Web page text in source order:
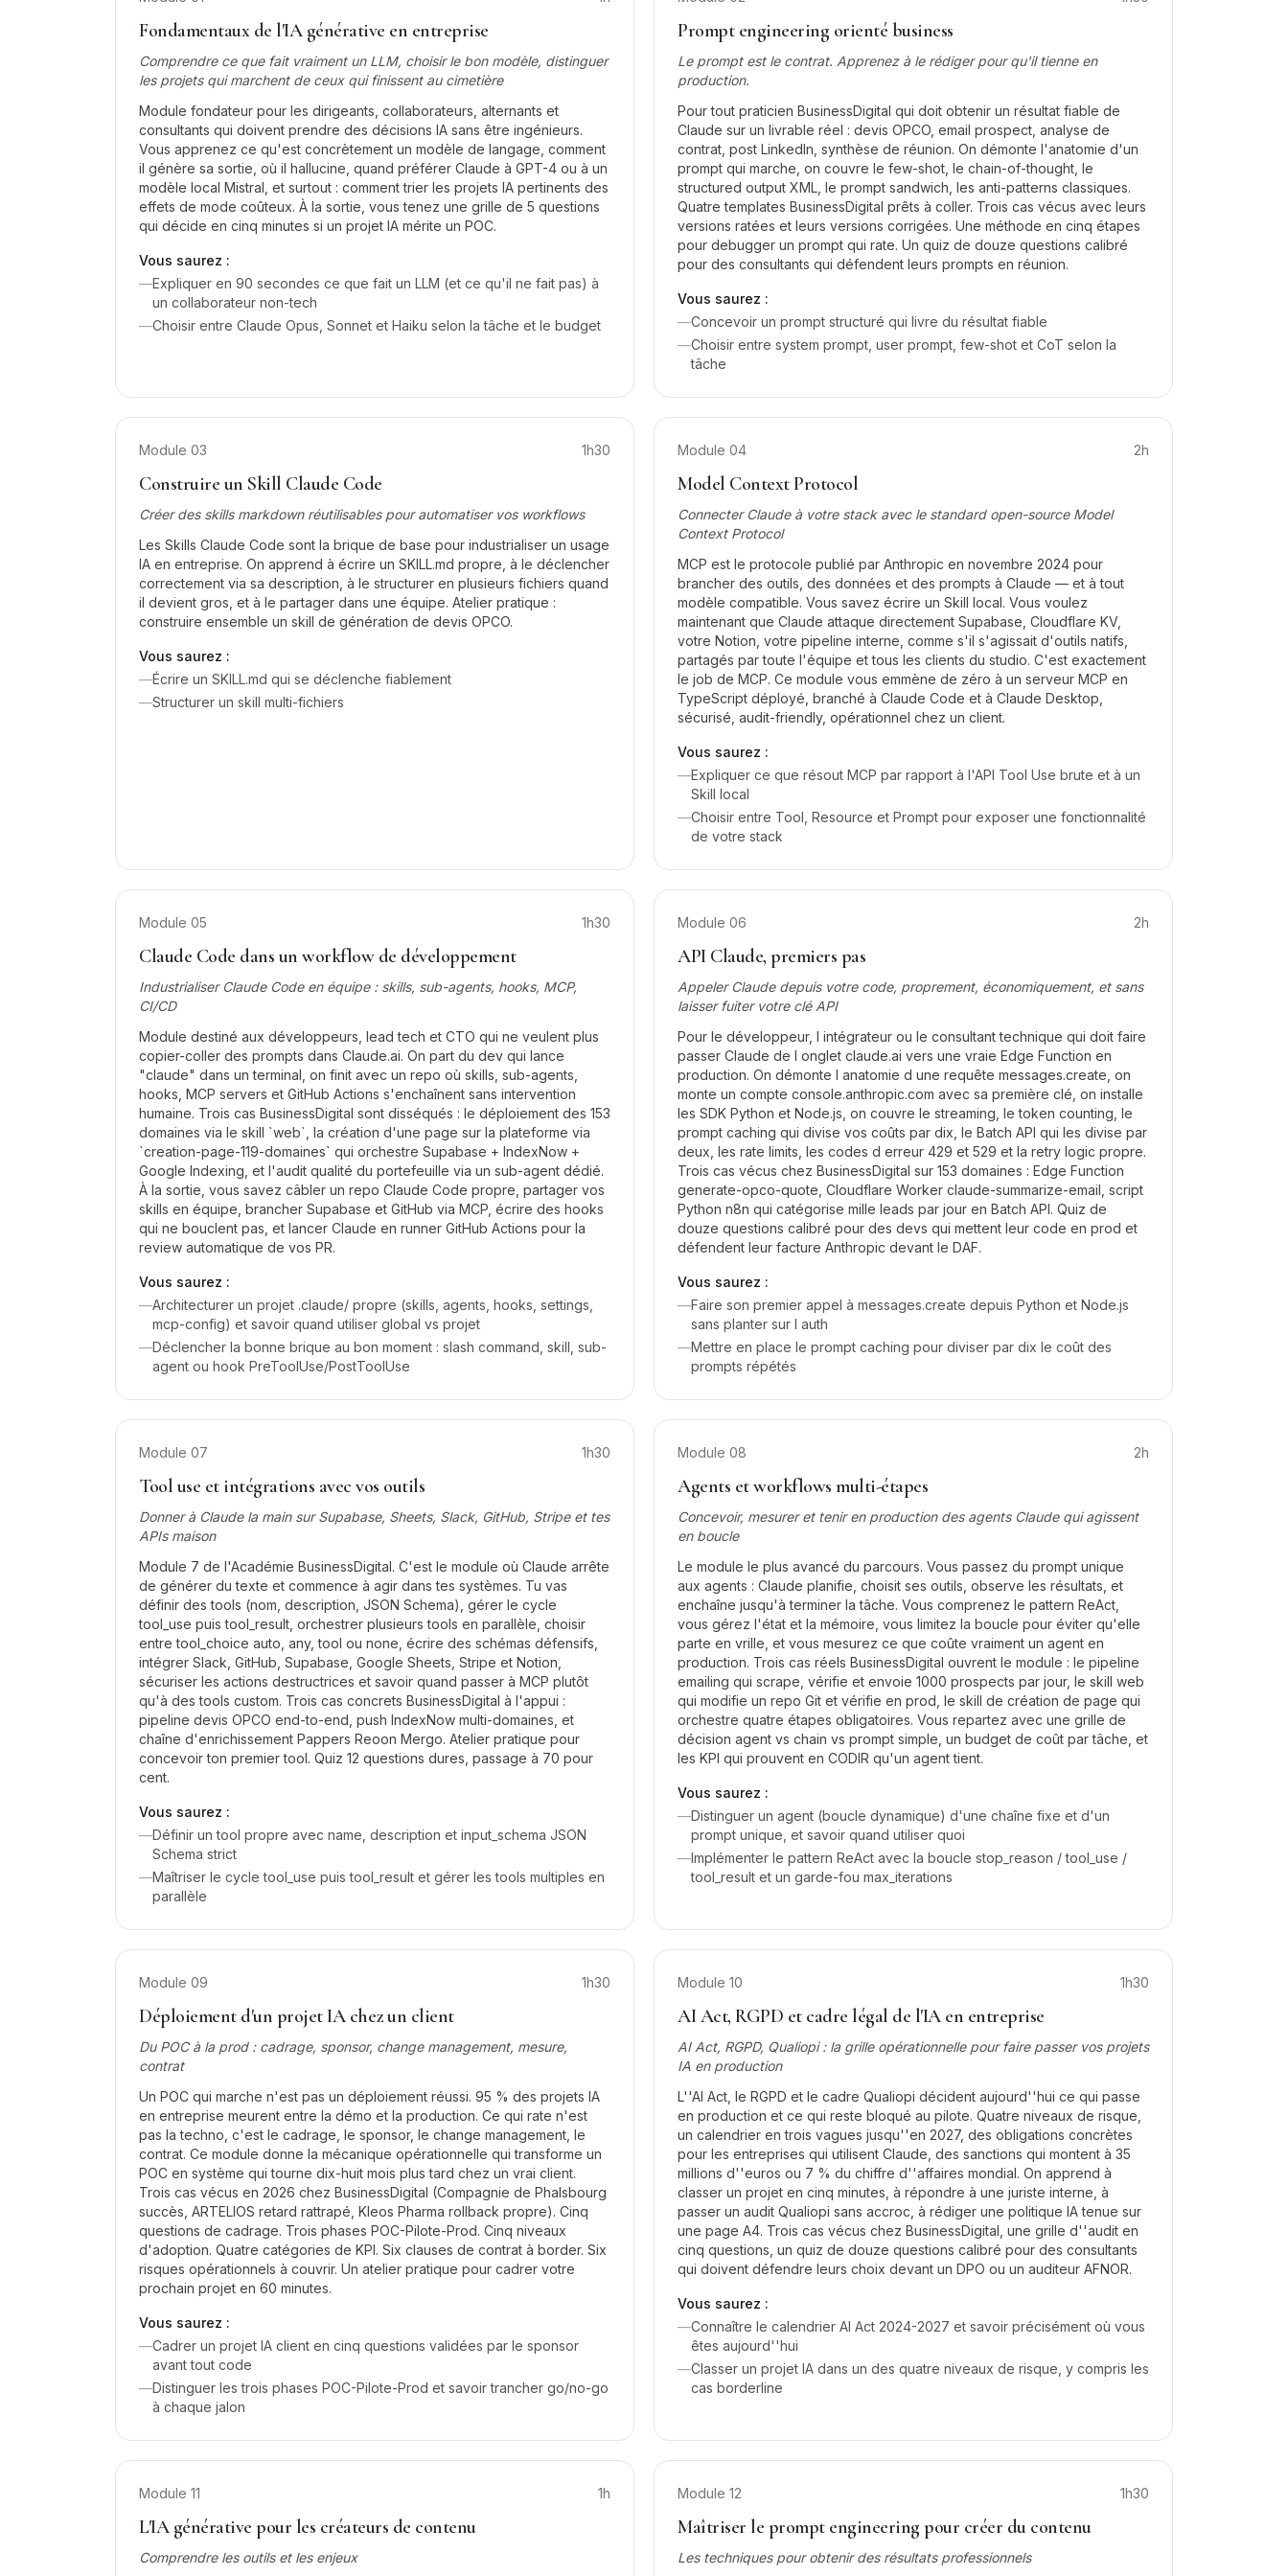
Fondamentaux de l'IA générative en entreprise
Comprendre ce que fait vraiment un LLM, choisir le bon modèle, distinguer
les projets qui marchent de ceux qui finissent au cimetière
Module fondateur pour les dirigeants, collaborateurs, alternants et
consultants qui doivent prendre des décisions IA sans être ingénieurs.
Vous apprenez ce qu'est concrètement un modèle de langage, comment
il génère sa sortie, où il hallucine, quand préférer Claude à GPT-4 ou à un
modèle local Mistral, et surtout : comment trier les projets IA pertinents des
effets de mode coûteux. À la sortie, vous tenez une grille de 5 questions
qui décide en cinq minutes si un projet IA mérite un POC.
Vous saurez :
—Expliquer en 90 secondes ce que fait un LLM (et ce qu'il ne fait pas) à
un collaborateur non-tech
—Choisir entre Claude Opus, Sonnet et Haiku selon la tâche et le budget
Prompt engineering orienté business
Le prompt est le contrat. Apprenez à le rédiger pour qu'il tienne en
production.
Pour tout praticien BusinessDigital qui doit obtenir un résultat fiable de
Claude sur un livrable réel : devis OPCO, email prospect, analyse de
contrat, post LinkedIn, synthèse de réunion. On démonte l'anatomie d'un
prompt qui marche, on couvre le few-shot, le chain-of-thought, le
structured output XML, le prompt sandwich, les anti-patterns classiques.
Quatre templates BusinessDigital prêts à coller. Trois cas vécus avec leurs
versions ratées et leurs versions corrigées. Une méthode en cinq étapes
pour debugger un prompt qui rate. Un quiz de douze questions calibré
pour des consultants qui défendent leurs prompts en réunion.
Vous saurez :
—Concevoir un prompt structuré qui livre du résultat fiable
—Choisir entre system prompt, user prompt, few-shot et CoT selon la
tâche
Module 03 1h30
Construire un Skill Claude Code
Créer des skills markdown réutilisables pour automatiser vos workflows
Les Skills Claude Code sont la brique de base pour industrialiser un usage
IA en entreprise. On apprend à écrire un SKILL.md propre, à le déclencher
correctement via sa description, à le structurer en plusieurs fichiers quand
il devient gros, et à le partager dans une équipe. Atelier pratique :
construire ensemble un skill de génération de devis OPCO.
Vous saurez :
—Écrire un SKILL.md qui se déclenche fiablement
—Structurer un skill multi-fichiers
Module 04 2h
Model Context Protocol
Connecter Claude à votre stack avec le standard open-source Model
Context Protocol
MCP est le protocole publié par Anthropic en novembre 2024 pour
brancher des outils, des données et des prompts à Claude — et à tout
modèle compatible. Vous savez écrire un Skill local. Vous voulez
maintenant que Claude attaque directement Supabase, Cloudflare KV,
votre Notion, votre pipeline interne, comme s'il s'agissait d'outils natifs,
partagés par toute l'équipe et tous les clients du studio. C'est exactement
le job de MCP. Ce module vous emmène de zéro à un serveur MCP en
TypeScript déployé, branché à Claude Code et à Claude Desktop,
sécurisé, audit-friendly, opérationnel chez un client.
Vous saurez :
—Expliquer ce que résout MCP par rapport à l'API Tool Use brute et à un
Skill local
—Choisir entre Tool, Resource et Prompt pour exposer une fonctionnalité
de votre stack
Module 05 1h30
Claude Code dans un workflow de développement
Industrialiser Claude Code en équipe : skills, sub-agents, hooks, MCP,
CI/CD
Module destiné aux développeurs, lead tech et CTO qui ne veulent plus
copier-coller des prompts dans Claude.ai. On part du dev qui lance
"claude" dans un terminal, on finit avec un repo où skills, sub-agents,
hooks, MCP servers et GitHub Actions s'enchaînent sans intervention
humaine. Trois cas BusinessDigital sont disséqués : le déploiement des 153
domaines via le skill `web`, la création d'une page sur la plateforme via
`creation-page-119-domaines` qui orchestre Supabase + IndexNow +
Google Indexing, et l'audit qualité du portefeuille via un sub-agent dédié.
À la sortie, vous savez câbler un repo Claude Code propre, partager vos
skills en équipe, brancher Supabase et GitHub via MCP, écrire des hooks
qui ne bouclent pas, et lancer Claude en runner GitHub Actions pour la
review automatique de vos PR.
Vous saurez :
—Architecturer un projet .claude/ propre (skills, agents, hooks, settings,
mcp-config) et savoir quand utiliser global vs projet
—Déclencher la bonne brique au bon moment : slash command, skill, sub-
agent ou hook PreToolUse/PostToolUse
Module 06 2h
API Claude, premiers pas
Appeler Claude depuis votre code, proprement, économiquement, et sans
laisser fuiter votre clé API
Pour le développeur, l intégrateur ou le consultant technique qui doit faire
passer Claude de l onglet claude.ai vers une vraie Edge Function en
production. On démonte l anatomie d une requête messages.create, on
monte un compte console.anthropic.com avec sa première clé, on installe
les SDK Python et Node.js, on couvre le streaming, le token counting, le
prompt caching qui divise vos coûts par dix, le Batch API qui les divise par
deux, les rate limits, les codes d erreur 429 et 529 et la retry logic propre.
Trois cas vécus chez BusinessDigital sur 153 domaines : Edge Function
generate-opco-quote, Cloudflare Worker claude-summarize-email, script
Python n8n qui catégorise mille leads par jour en Batch API. Quiz de
douze questions calibré pour des devs qui mettent leur code en prod et
défendent leur facture Anthropic devant le DAF.
Vous saurez :
—Faire son premier appel à messages.create depuis Python et Node.js
sans planter sur l auth
—Mettre en place le prompt caching pour diviser par dix le coût des
prompts répétés
Module 07 1h30
Tool use et intégrations avec vos outils
Donner à Claude la main sur Supabase, Sheets, Slack, GitHub, Stripe et tes
APIs maison
Module 7 de l'Académie BusinessDigital. C'est le module où Claude arrête
de générer du texte et commence à agir dans tes systèmes. Tu vas
définir des tools (nom, description, JSON Schema), gérer le cycle
tool_use puis tool_result, orchestrer plusieurs tools en parallèle, choisir
entre tool_choice auto, any, tool ou none, écrire des schémas défensifs,
intégrer Slack, GitHub, Supabase, Google Sheets, Stripe et Notion,
sécuriser les actions destructrices et savoir quand passer à MCP plutôt
qu'à des tools custom. Trois cas concrets BusinessDigital à l'appui :
pipeline devis OPCO end-to-end, push IndexNow multi-domaines, et
chaîne d'enrichissement Pappers Reoon Mergo. Atelier pratique pour
concevoir ton premier tool. Quiz 12 questions dures, passage à 70 pour
cent.
Vous saurez :
—Définir un tool propre avec name, description et input_schema JSON
Schema strict
—Maîtriser le cycle tool_use puis tool_result et gérer les tools multiples en
parallèle
Module 08 2h
Agents et workflows multi-étapes
Concevoir, mesurer et tenir en production des agents Claude qui agissent
en boucle
Le module le plus avancé du parcours. Vous passez du prompt unique
aux agents : Claude planifie, choisit ses outils, observe les résultats, et
enchaîne jusqu'à terminer la tâche. Vous comprenez le pattern ReAct,
vous gérez l'état et la mémoire, vous limitez la boucle pour éviter qu'elle
parte en vrille, et vous mesurez ce que coûte vraiment un agent en
production. Trois cas réels BusinessDigital ouvrent le module : le pipeline
emailing qui scrape, vérifie et envoie 1000 prospects par jour, le skill web
qui modifie un repo Git et vérifie en prod, le skill de création de page qui
orchestre quatre étapes obligatoires. Vous repartez avec une grille de
décision agent vs chain vs prompt simple, un budget de coût par tâche, et
les KPI qui prouvent en CODIR qu'un agent tient.
Vous saurez :
—Distinguer un agent (boucle dynamique) d'une chaîne fixe et d'un
prompt unique, et savoir quand utiliser quoi
—Implémenter le pattern ReAct avec la boucle stop_reason / tool_use /
tool_result et un garde-fou max_iterations
Module 09 1h30
Déploiement d'un projet IA chez un client
Du POC à la prod : cadrage, sponsor, change management, mesure,
contrat
Un POC qui marche n'est pas un déploiement réussi. 95 % des projets IA
en entreprise meurent entre la démo et la production. Ce qui rate n'est
pas la techno, c'est le cadrage, le sponsor, le change management, le
contrat. Ce module donne la mécanique opérationnelle qui transforme un
POC en système qui tourne dix-huit mois plus tard chez un vrai client.
Trois cas vécus en 2026 chez BusinessDigital (Compagnie de Phalsbourg
succès, ARTELIOS retard rattrapé, Kleos Pharma rollback propre). Cinq
questions de cadrage. Trois phases POC-Pilote-Prod. Cinq niveaux
d'adoption. Quatre catégories de KPI. Six clauses de contrat à border. Six
risques opérationnels à couvrir. Un atelier pratique pour cadrer votre
prochain projet en 60 minutes.
Vous saurez :
—Cadrer un projet IA client en cinq questions validées par le sponsor
avant tout code
—Distinguer les trois phases POC-Pilote-Prod et savoir trancher go/no-go
à chaque jalon
Module 10 1h30
AI Act, RGPD et cadre légal de l'IA en entreprise
AI Act, RGPD, Qualiopi : la grille opérationnelle pour faire passer vos projets
IA en production
L''AI Act, le RGPD et le cadre Qualiopi décident aujourd''hui ce qui passe
en production et ce qui reste bloqué au pilote. Quatre niveaux de risque,
un calendrier en trois vagues jusqu''en 2027, des obligations concrètes
pour les entreprises qui utilisent Claude, des sanctions qui montent à 35
millions d''euros ou 7 % du chiffre d''affaires mondial. On apprend à
classer un projet en cinq minutes, à répondre à une juriste interne, à
passer un audit Qualiopi sans accroc, à rédiger une politique IA tenue sur
une page A4. Trois cas vécus chez BusinessDigital, une grille d''audit en
cinq questions, un quiz de douze questions calibré pour des consultants
qui doivent défendre leurs choix devant un DPO ou un auditeur AFNOR.
Vous saurez :
—Connaître le calendrier AI Act 2024-2027 et savoir précisément où vous
êtes aujourd''hui
—Classer un projet IA dans un des quatre niveaux de risque, y compris les
cas borderline
Module 11 1h
L'IA générative pour les créateurs de contenu
Comprendre les outils et les enjeux
Module 12 1h30
Maîtriser le prompt engineering pour créer du contenu
Les techniques pour obtenir des résultats professionnels